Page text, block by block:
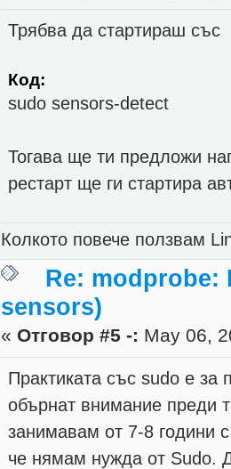
Трябва да стартираш със
Код:
sudo sensors-detect
Тогава ще ти предложи
рестарт ще ги стартира
Колкото повече ползвам
Re: modprobe:
sensors)
« Отговор #5 -: May 06,
Практиката със sudo е за
обърнат внимание преди
занимавам от 7-8 години
че нямам нужда от Sudo.